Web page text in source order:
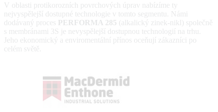
V oblasti protikorozních povrchových úprav nabízíme ty
nejvyspělejší dostupné technologie v tomto segmentu. Námi
dodávaný proces PERFORMA 285 (alkalický zinek-nikl) společně
s membránami 3S je nevyspělejší dostupnou technologií na trhu.
Jeho ekonomický a enviromentální přínos oceňují zákazníci po
celém světě.